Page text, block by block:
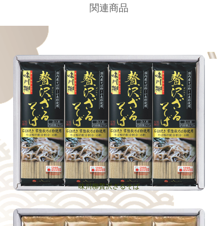
関連商品
味川柳贅沢ざるそば